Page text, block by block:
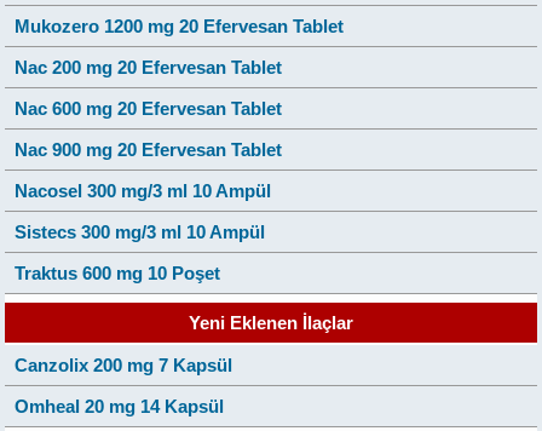
Mukozero 1200 mg 20 Efervesan Tablet
Nac 200 mg 20 Efervesan Tablet
Nac 600 mg 20 Efervesan Tablet
Nac 900 mg 20 Efervesan Tablet
Nacosel 300 mg/3 ml 10 Ampül
Sistecs 300 mg/3 ml 10 Ampül
Traktus 600 mg 10 Poşet
Yeni Eklenen İlaçlar
Canzolix 200 mg 7 Kapsül
Omheal 20 mg 14 Kapsül